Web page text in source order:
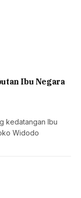
Ibu Negara
kedatangan Ibu
Widodo